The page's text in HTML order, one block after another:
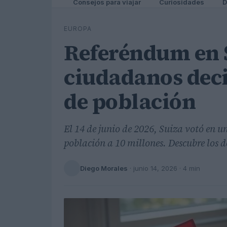
Consejos para viajar Curiosidades
EUROPA
Referéndum en
ciudadanos
de población
El 14 de junio de 2026, Suiza votó en
población a 10 millones. Descubre los
Diego Morales · junio 14, 2026 · 4 min